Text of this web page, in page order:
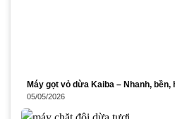
Máy gọt vỏ dừa Kaiba – Nhanh, bền,
05/05/2026